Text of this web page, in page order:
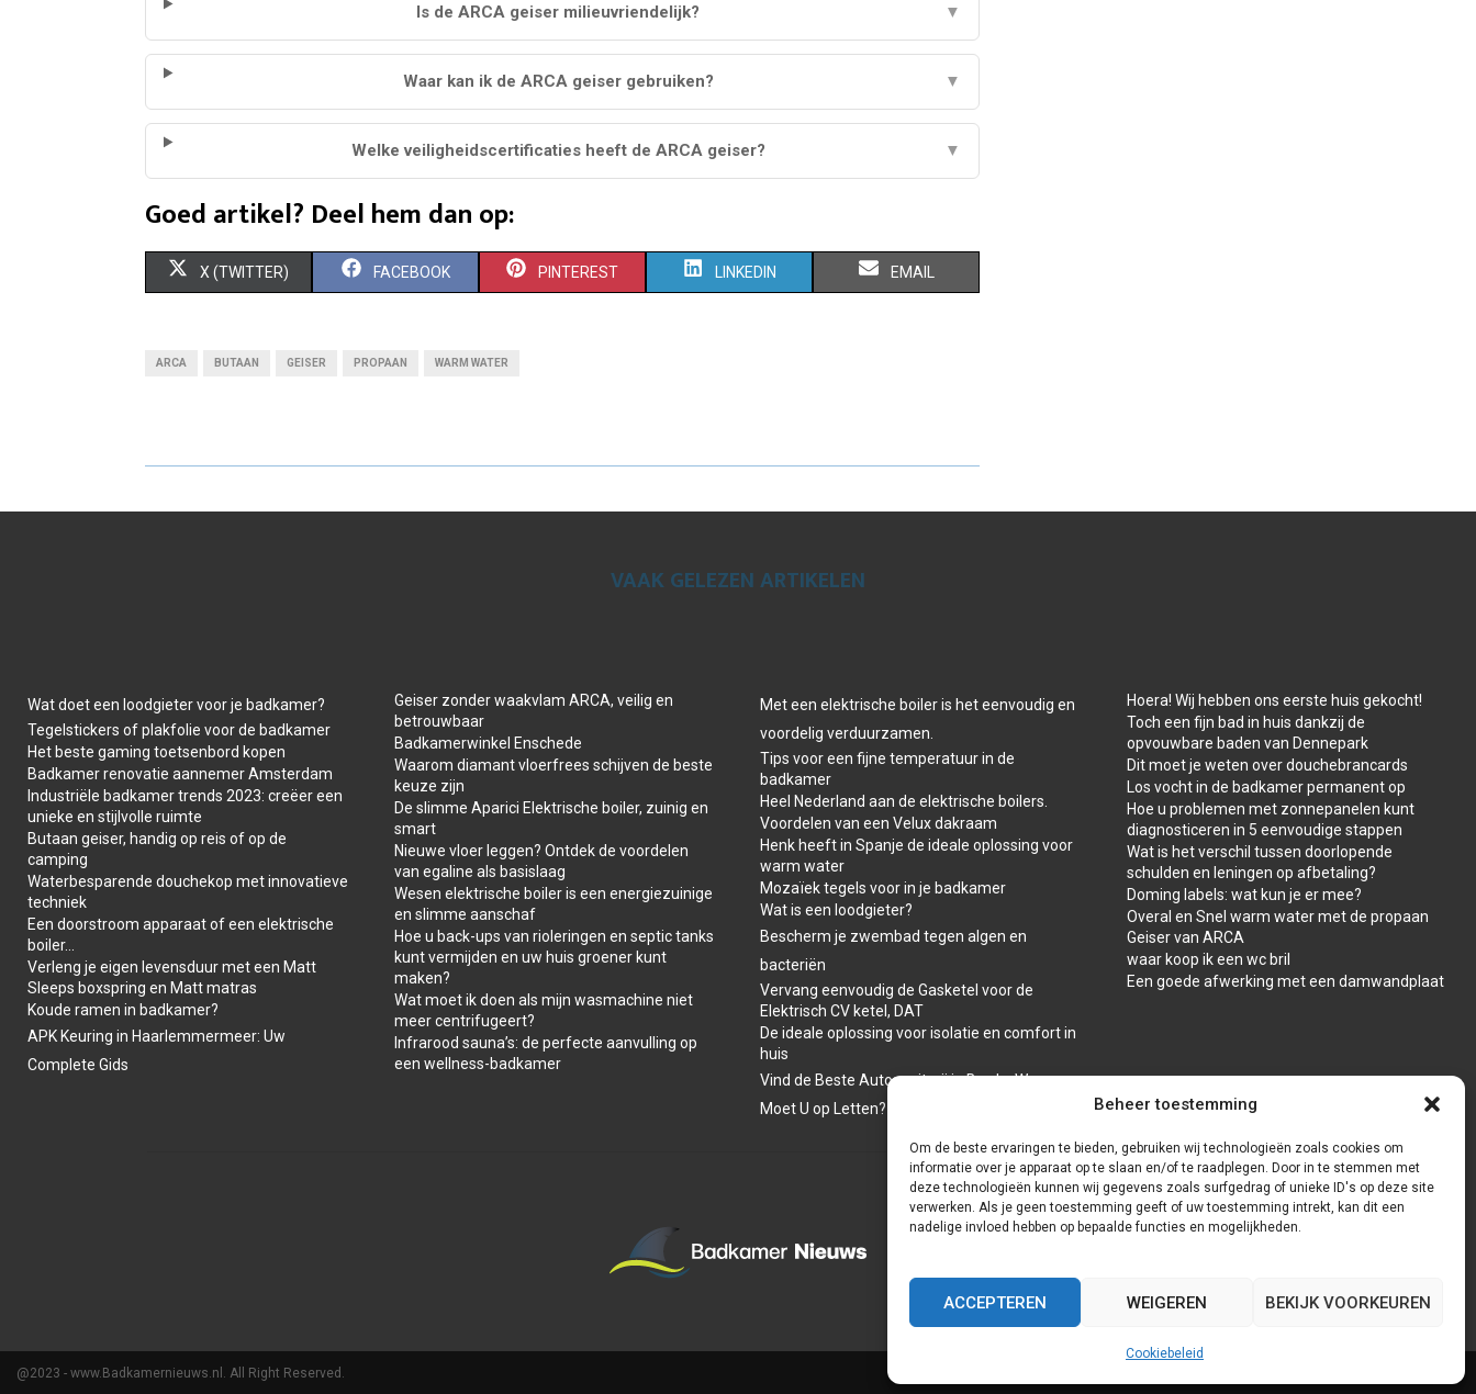
Beheer toestemming
Om de beste ervaringen te bieden, gebruiken wij technologieën zoals cookies om
informatie over je apparaat op te slaan en/of te raadplegen. Door in te stemmen met
deze technologieën kunnen wij gegevens zoals surfgedrag of unieke ID's op deze site
verwerken. Als je geen toestemming geeft of uw toestemming intrekt, kan dit een
nadelige invloed hebben op bepaalde functies en mogelijkheden.
ACCEPTEREN WEIGEREN BEKIJK VOORKEUREN
Cookiebeleid
Is de ARCA geiser milieuvriendelijk? ▼
Waar kan ik de ARCA geiser gebruiken? ▼
Welke veiligheidscertificaties heeft de ARCA geiser? ▼
Goed artikel? Deel hem dan op:
S
O
N
X (TWITTER) S
O
N
FACEBOOK S
O
N
PINTEREST S
O
N
LINKEDIN S
O
N
EMAIL
ARCA BUTAAN GEISER PROPAAN WARM WATER
VAAK GELEZEN ARTIKELEN
Wat doet een loodgieter voor je badkamer?
Tegelstickers of plakfolie voor de badkamer
Het beste gaming toetsenbord kopen
Badkamer renovatie aannemer Amsterdam
Industriële badkamer trends 2023: creëer een
unieke en stijlvolle ruimte
Butaan geiser, handig op reis of op de
camping
Waterbesparende douchekop met innovatieve
techniek
Een doorstroom apparaat of een elektrische
boiler…
Verleng je eigen levensduur met een Matt
Sleeps boxspring en Matt matras
Koude ramen in badkamer?
APK Keuring in Haarlemmermeer: Uw
Complete Gids
Geiser zonder waakvlam ARCA, veilig en
betrouwbaar
Badkamerwinkel Enschede
Waarom diamant vloerfrees schijven de beste
keuze zijn
De slimme Aparici Elektrische boiler, zuinig en
smart
Nieuwe vloer leggen? Ontdek de voordelen
van egaline als basislaag
Wesen elektrische boiler is een energiezuinige
en slimme aanschaf
Hoe u back-ups van rioleringen en septic tanks
kunt vermijden en uw huis groener kunt
maken?
Wat moet ik doen als mijn wasmachine niet
meer centrifugeert?
Infrarood sauna’s: de perfecte aanvulling op
een wellness-badkamer
Met een elektrische boiler is het eenvoudig en
voordelig verduurzamen.
Tips voor een fijne temperatuur in de
badkamer
Heel Nederland aan de elektrische boilers.
Voordelen van een Velux dakraam
Henk heeft in Spanje de ideale oplossing voor
warm water
Mozaïek tegels voor in je badkamer
Wat is een loodgieter?
Bescherm je zwembad tegen algen en
bacteriën
Vervang eenvoudig de Gasketel voor de
Elektrisch CV ketel, DAT
De ideale oplossing voor isolatie en comfort in
huis
Vind de Beste Autospuiterij in Breda: Waar
Moet U op Letten?
Hoera! Wij hebben ons eerste huis gekocht!
Toch een fijn bad in huis dankzij de
opvouwbare baden van Dennepark
Dit moet je weten over douchebrancards
Los vocht in de badkamer permanent op
Hoe u problemen met zonnepanelen kunt
diagnosticeren in 5 eenvoudige stappen
Wat is het verschil tussen doorlopende
schulden en leningen op afbetaling?
Doming labels: wat kun je er mee?
Overal en Snel warm water met de propaan
Geiser van ARCA
waar koop ik een wc bril
Een goede afwerking met een damwandplaat
@2023 - www.Badkamernieuws.nl. All Right Reserved.